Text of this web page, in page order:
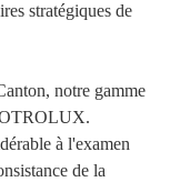
stratégiques de
notre gamme
à l'examen
de la